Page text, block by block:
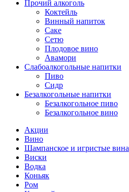
Прочий алкоголь
Коктейль
Винный напиток
Саке
Сетю
Плодовое вино
Авамори
Слабоалкогольные напитки
Пиво
Сидр
Безалкогольные напитки
Безалкогольное пиво
Безалкогольное вино
Акции
Вино
Шампанское и игристые вина
Виски
Водка
Коньяк
Ром